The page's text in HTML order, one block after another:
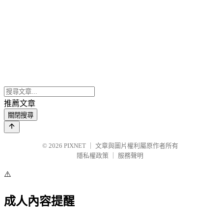
推薦文章
關閉搜尋
© 2026 PIXNET
文章與圖片權利屬原作者所有
隱私權政策
服務聲明
⚠️
成人內容提醒